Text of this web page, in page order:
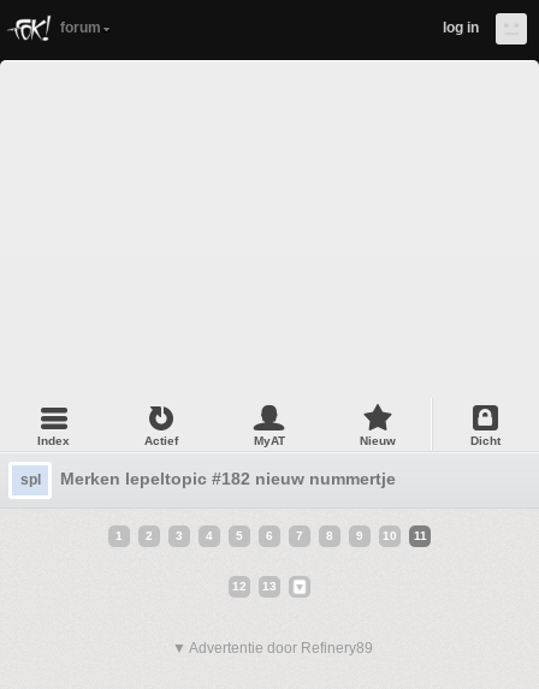
forum log in
Index Actief MyAT Nieuw Dicht
spl Merken lepeltopic #182 nieuw nummertje
1 2 3 4 5 6 7 8 9 10 11
12 13
▼ Advertentie door Refinery89